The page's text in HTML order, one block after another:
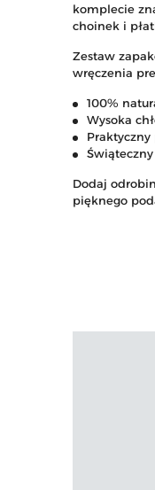
komplecie
choinek i
Zestaw
wręczenia
100%
Wysoka
Praktyczny
Dodaj
pięknego